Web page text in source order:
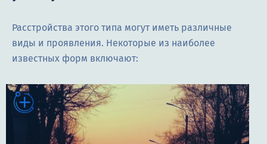
Расстройства этого типа могут иметь различные
виды и проявления. Некоторые из наиболее
известных форм включают: